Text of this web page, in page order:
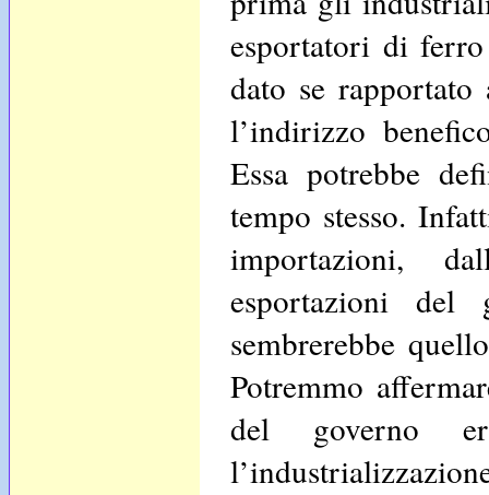
esportatori di
dato se
l’indirizzo
Essa potrebbe
tempo stesso.
importazioni,
esportazioni
sembrerebbe
Potremmo
del governo